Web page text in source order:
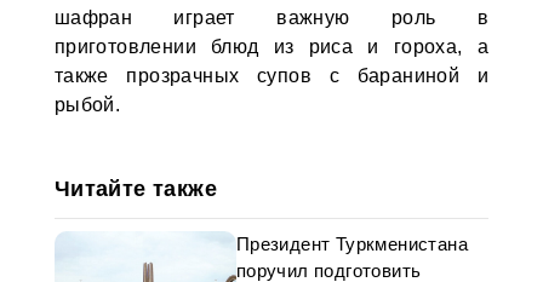
шафран играет важную роль в
приготовлении блюд из риса и гороха, а
также прозрачных супов с бараниной и
рыбой.
Читайте также
Президент Туркменистана
поручил подготовить